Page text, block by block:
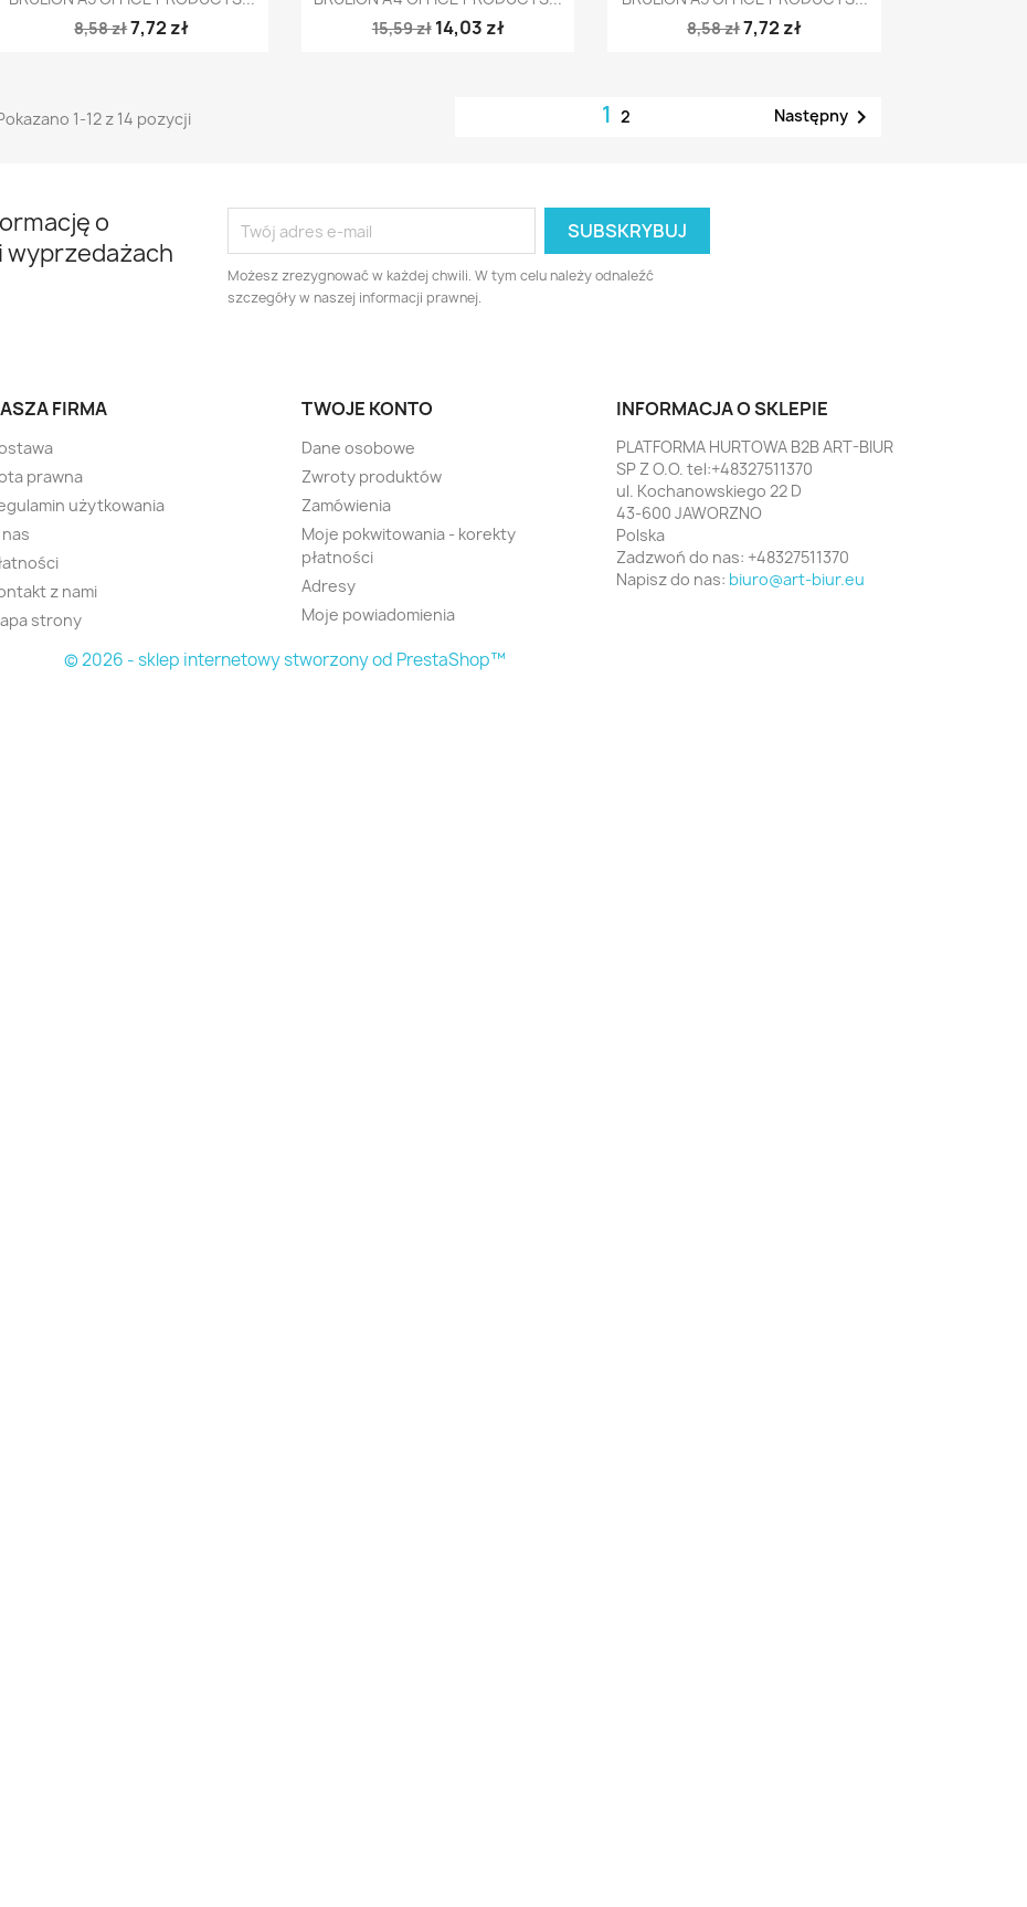
8,58 zł7,72 zł
15,59 zł 14,03 zł
8,58 zł7,72 zł
1-12 z 14 pozycji 12 Następny
o
wyprzedażach
Możesz zrezygnować w każdej chwili. W tym celu należy odnaleźć
szczegóły w naszej informacji prawnej.
FIRMA
prawna
użytkowania
z nami
strony
TWOJE KONTO
Dane osobowe
Zwroty produktów
Zamówienia
Moje pokwitowania - korekty
płatności
Adresy
Moje powiadomienia
INFORMACJA O SKLEPIE
PLATFORMA HURTOWA B2B ART-BIUR
SP Z O.O. tel:+48327511370
ul. Kochanowskiego 22 D
43-600 JAWORZNO
Polska
Zadzwoń do nas: +48327511370
Napisz do nas: biuro@art-biur.eu
© 2026 - sklep internetowy stworzony od PrestaShop™